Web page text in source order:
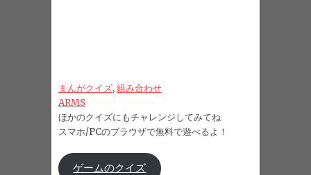
まんがクイズ, 組み合わせ
ARMS
ほかのクイズにもチャレンジしてみてね
スマホ/PCのブラウザで無料で遊べるよ！
ゲームのクイズ